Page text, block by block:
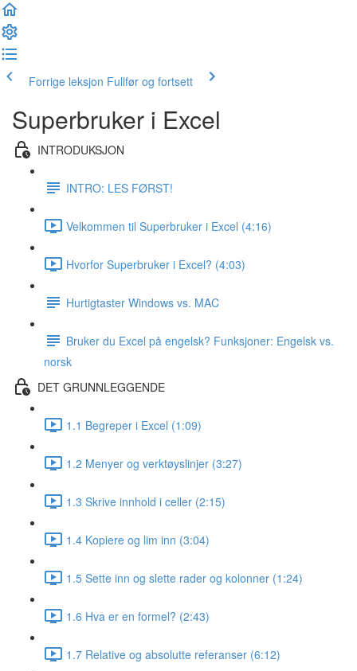
Forrige leksjon Fullfør og fortsett
Superbruker i Excel
INTRODUKSJON
INTRO: LES FØRST!
Velkommen til Superbruker i Excel (4:16)
Hvorfor Superbruker i Excel? (4:03)
Hurtigtaster Windows vs. MAC
Bruker du Excel på engelsk? Funksjoner: Engelsk vs.
norsk
DET GRUNNLEGGENDE
1.1 Begreper i Excel (1:09)
1.2 Menyer og verktøyslinjer (3:27)
1.3 Skrive innhold i celler (2:15)
1.4 Kopiere og lim inn (3:04)
1.5 Sette inn og slette rader og kolonner (1:24)
1.6 Hva er en formel? (2:43)
1.7 Relative og absolutte referanser (6:12)